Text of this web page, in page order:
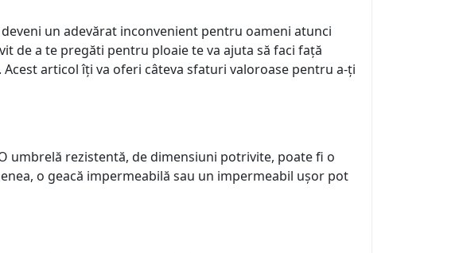
un adevărat inconvenient pentru oameni atunci
de a te pregăti pentru ploaie te va ajuta să faci față
articol îți va oferi câteva sfaturi valoroase pentru a-ți
umbrelă rezistentă, de dimensiuni potrivite, poate fi o
o geacă impermeabilă sau un impermeabil ușor pot